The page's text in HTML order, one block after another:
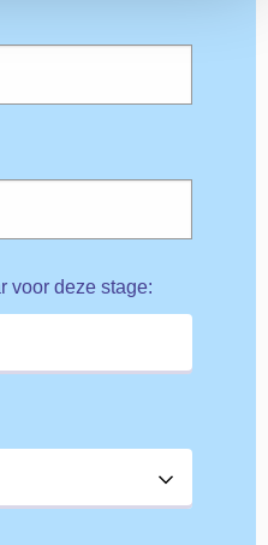
voor deze stage: